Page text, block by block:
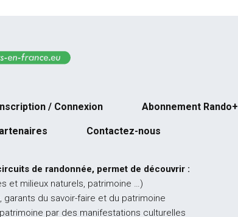
Inscription / Connexion Abonnement Rando+
Contactez-nous
de randonnée, permet de découvrir :
et milieux naturels, patrimoine …)
du savoir-faire et du patrimoine
par des manifestations culturelles